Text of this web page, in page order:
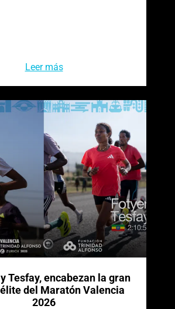
Leer más
Tesfay, encabezan la gran
élite del Maratón Valencia
2026